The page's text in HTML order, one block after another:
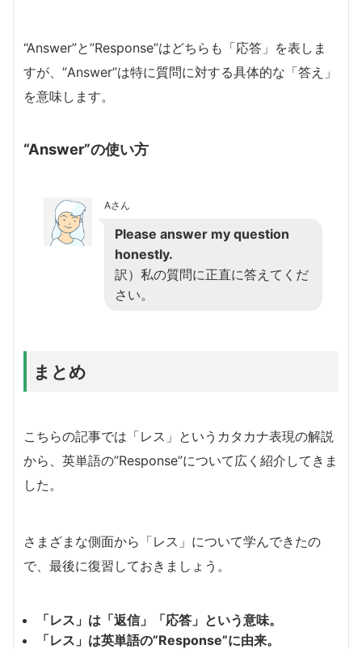
“Answer”と”Response”はどちらも「応答」を表しま
すが、”Answer”は特に質問に対する具体的な「答え」
を意味します。
“Answer”の使い方
Aさん
Please answer my question
honestly.
訳）私の質問に正直に答えてくだ
さい。
まとめ
こちらの記事では「レス」というカタカナ表現の解説
から、英単語の”Response”について広く紹介してきま
した。
さまざまな側面から「レス」について学んできたの
で、最後に復習しておきましょう。
「レス」は「返信」「応答」という意味。
「レス」は英単語の”Response”に由来。